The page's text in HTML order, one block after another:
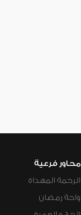
محاور فرعية
الرحمة المهداة
واحة رمضان